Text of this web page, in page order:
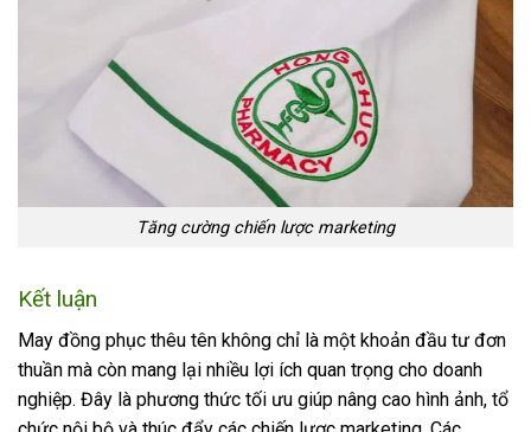
Tăng cường chiến lược marketing
Kết luận
May đồng phục thêu tên không chỉ là một khoản đầu tư đơn
thuần mà còn mang lại nhiều lợi ích quan trọng cho doanh
nghiệp. Đây là phương thức tối ưu giúp nâng cao hình ảnh, tổ